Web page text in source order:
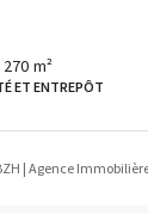
270 m²
ET ENTREPÔT
| Agence